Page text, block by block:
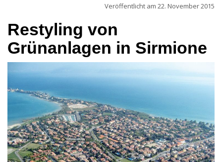
Veröffentlicht am 22. November 2015
Restyling von
Grünanlagen in Sirmione